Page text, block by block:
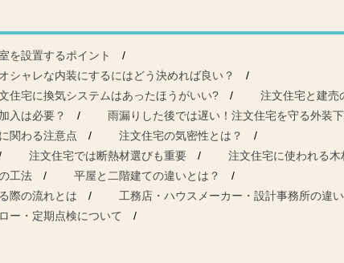
を設置するポイント
オシャレな内装にするにはどう決めれば良い？
住宅に換気システムはあったほうがいい?
注文住宅と建売
入は必要？
雨漏りした後では遅い！注文住宅を守る外装
関わる注意点
注文住宅の気密性とは？
注文住宅では断熱材選びも重要
注文住宅に使われる木
工法
平屋と二階建ての違いとは？
際の流れとは
工務店・ハウスメーカー・設計事務所の違い
ー・定期点検について